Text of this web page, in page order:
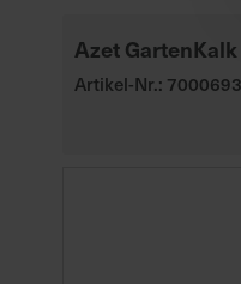
Azet
Artikel-Nr.: